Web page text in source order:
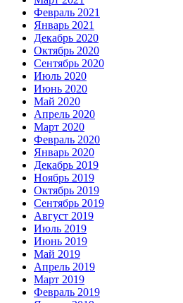
Февраль 2021
Январь 2021
Декабрь 2020
Октябрь 2020
Сентябрь 2020
Июль 2020
Июнь 2020
Май 2020
Апрель 2020
Март 2020
Февраль 2020
Январь 2020
Декабрь 2019
Ноябрь 2019
Октябрь 2019
Сентябрь 2019
Август 2019
Июль 2019
Июнь 2019
Май 2019
Апрель 2019
Март 2019
Февраль 2019